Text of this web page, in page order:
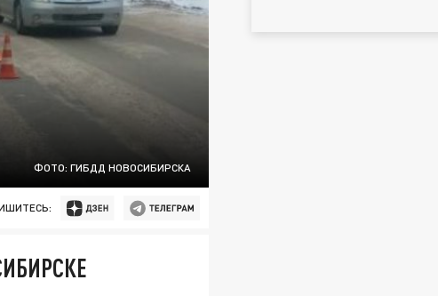
ФОТО: ГИБДД НОВОСИБИРСКА